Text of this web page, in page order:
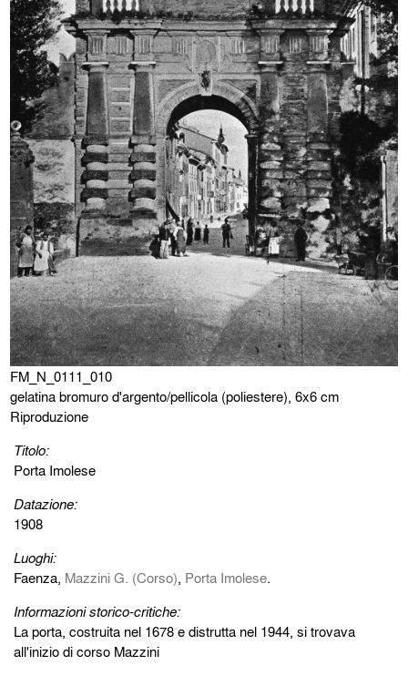
FM_N_0111_010
gelatina bromuro d'argento/pellicola (poliestere), 6x6 cm
Riproduzione
Titolo:
Porta Imolese
Datazione:
1908
Luoghi:
Faenza, Mazzini G. (Corso), Porta Imolese.
Informazioni storico-critiche:
La porta, costruita nel 1678 e distrutta nel 1944, si trovava
all'inizio di corso Mazzini